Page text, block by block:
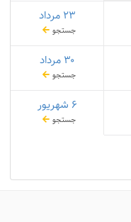
۲۳ مرداد
جستجو
۳۰ مرداد
جستجو
۶ شهریور
جستجو